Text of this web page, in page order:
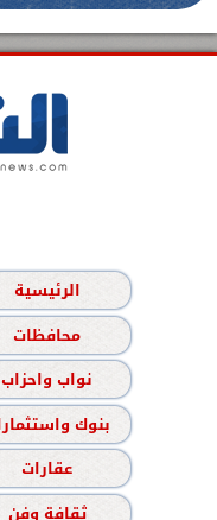
الرئيسية
محافظات
نواب واحزاب
بنوك
عقارات
ثقافة وفن